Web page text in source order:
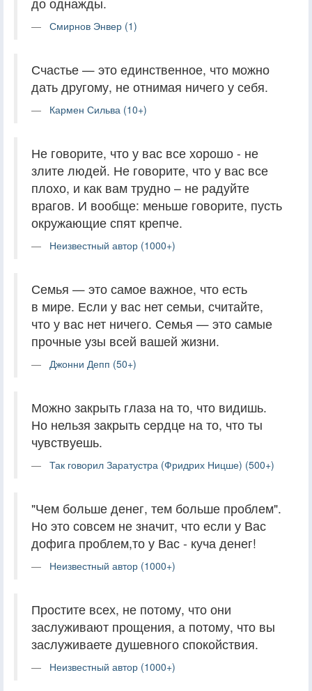
Смирнов Энвер (1)
Счастье — это единственное, что можно
дать другому, не отнимая ничего у себя.
Кармен Сильва (10+)
Не говорите, что у вас все хорошо - не
злите людей. Не говорите, что у вас все
плохо, и как вам трудно – не радуйте
врагов. И вообще: меньше говорите, пусть
окружающие спят крепче.
Неизвестный автор (1000+)
Семья — это самое важное, что есть
в мире. Если у вас нет семьи, считайте,
что у вас нет ничего. Семья — это самые
прочные узы всей вашей жизни.
Джонни Депп (50+)
Можно закрыть глаза на то, что видишь.
Но нельзя закрыть сердце на то, что ты
чувствуешь.
Так говорил Заратустра (Фридрих Ницше) (500+)
"Чем больше денег, тем больше проблем".
Но это совсем не значит, что если у Вас
дофига проблем,то у Вас - куча денег!
Неизвестный автор (1000+)
Простите всех, не потому, что они
заслуживают прощения, а потому, что вы
заслуживаете душевного спокойствия.
Неизвестный автор (1000+)